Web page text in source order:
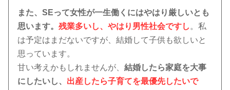
また、SEって女性が一生働くにはやはり厳しいとも
思います。残業多いし、やはり男性社会ですし 。私
は予定はまだないですが、結婚して子供も欲しいと
思っています。
甘い考えかもしれませんが、結婚したら家庭を大事
にしたいし、 出産したら子育てを最優先したいで